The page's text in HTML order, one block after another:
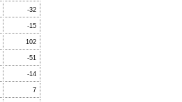
-32
-15
102
-51
-14
7